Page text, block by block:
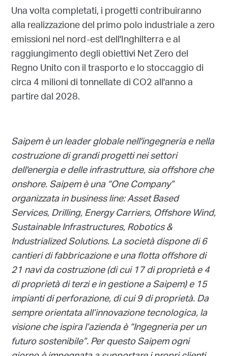
Una volta completati, i progetti contribuiranno
alla realizzazione del primo polo industriale a zero
emissioni nel nord-est dell'Inghilterra e al
raggiungimento degli obiettivi Net Zero del
Regno Unito con il trasporto e lo stoccaggio di
circa 4 milioni di tonnellate di CO2 all'anno a
partire dal 2028.
Saipem è un leader globale nell'ingegneria e nella
costruzione di grandi progetti nei settori
dell'energia e delle infrastrutture, sia offshore che
onshore.Saipem è una “One Company”
organizzata in business line: Asset Based
Services, Drilling, Energy Carriers, Offshore Wind,
Sustainable Infrastructures, Robotics &
Industrialized Solutions.La società dispone di 6
cantieri di fabbricazione e una flotta offshore di
21 navi da costruzione (di cui 17 di proprietà e 4
di proprietà di terzi e in gestione a Saipem) e 15
impianti di perforazione, di cui 9 di proprietà. Da
sempre orientata all’innovazione tecnologica, la
visione che ispira l’azienda è “Ingegneria per un
futuro sostenibile”. Per questo Saipem ogni